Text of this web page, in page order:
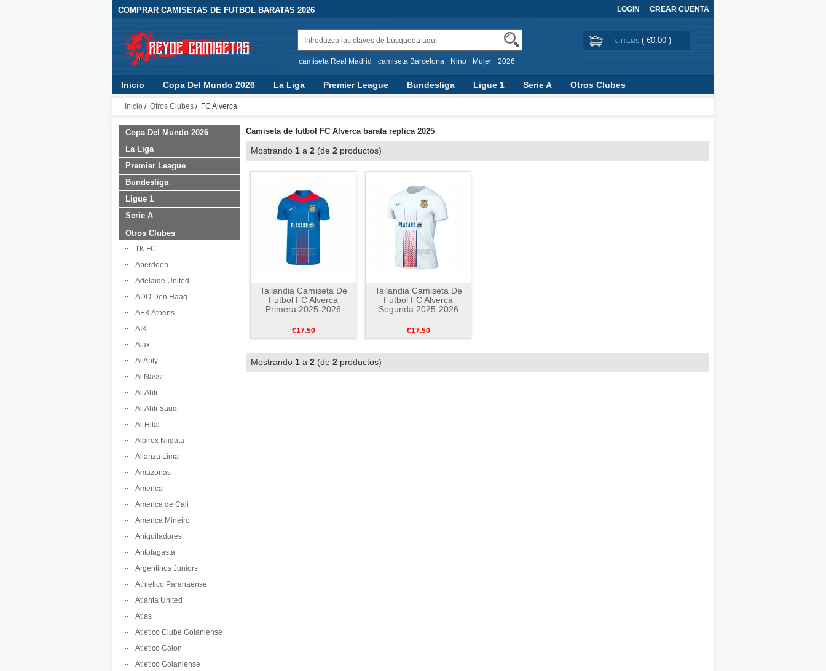
COMPRAR CAMISETAS DE FUTBOL BARATAS 2026 LOGIN CREAR CUENTA
camiseta Real Madrid camiseta Barcelona Nino Mujer 2026
0 ITEMS ( €0.00 )
Inicio Copa Del Mundo 2026 La Liga Premier League Bundesliga Ligue 1 Serie A Otros Clubes
Inicio / Otros Clubes / FC Alverca
Copa Del Mundo 2026
La Liga
Premier League
Bundesliga
Ligue 1
Serie A
Otros Clubes
1K FC
Aberdeen
Adelaide United
ADO Den Haag
AEK Athens
AIK
Ajax
Al Ahly
Al Nassr
Al-Ahli
Al-Ahli Saudi
Al-Hilal
Albirex Niigata
Alianza Lima
Amazonas
America
America de Cali
America Mineiro
Aniquiladores
Antofagasta
Argentinos Juniors
Athletico Paranaense
Atlanta United
Atlas
Atletico Clube Goianiense
Atletico Colon
Atletico Goianiense
Camiseta de futbol FC Alverca barata replica 2025
Mostrando 1 a 2 (de 2 productos)
Tailandia Camiseta De
Futbol FC Alverca
Primera 2025-2026
€17.50
Tailandia Camiseta De
Futbol FC Alverca
Segunda 2025-2026
€17.50
Mostrando 1 a 2 (de 2 productos)